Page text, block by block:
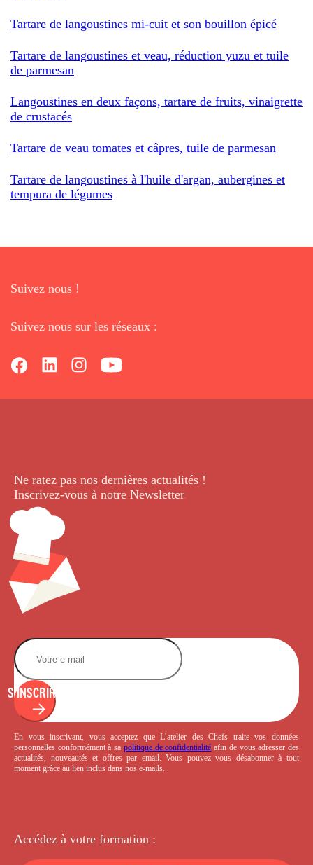
Tartare de langoustines mi-cuit et son bouillon épicé
Tartare de langoustines et veau, réduction yuzu et tuile
de parmesan
Langoustines en deux façons, tartare de fruits, vinaigrette
de crustacés
Tartare de veau tomates et câpres, tuile de parmesan
Tartare de langoustines à l'huile d'argan, aubergines et
tempura de légumes
Suivez nous !
Suivez nous sur les réseaux :
Ne ratez pas nos dernières actualités !
Inscrivez-vous à notre Newsletter.
S'INSCRIRE
En vous inscrivant, vous acceptez que L’atelier des Chefs traite vos données
personnelles conformément à sa politique de confidentialité afin de vous adresser des
actualités, nouveautés et offres par email. Vous pouvez vous désabonner à tout
moment grâce au lien inclus dans nos e-mails.
Accédez à votre formation :